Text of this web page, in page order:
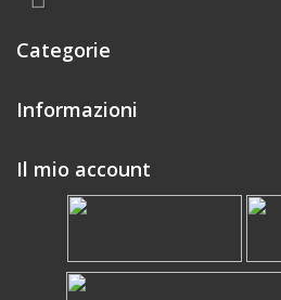
Categorie
Informazioni
Il mio account